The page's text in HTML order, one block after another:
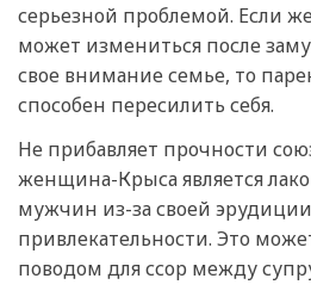
серьезной проблемой. Если
может измениться после
свое внимание семье, то
способен пересилить себя.
Не прибавляет прочности
женщина-Крыса является
мужчин из-за своей
привлекательности. Это
поводом для ссор между